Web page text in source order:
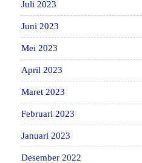
Juli 2023
Juni 2023
Mei 2023
April 2023
Maret 2023
Februari 2023
Januari 2023
Desember 2022